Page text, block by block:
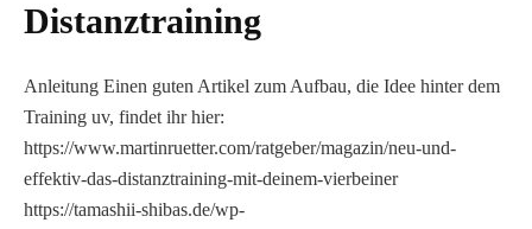
Distanztraining
Anleitung Einen guten Artikel zum Aufbau, die Idee hinter dem
Training uv, findet ihr hier:
https://www.martinruetter.com/ratgeber/magazin/neu-und-
effektiv-das-distanztraining-mit-deinem-vierbeiner
https://tamashii-shibas.de/wp-